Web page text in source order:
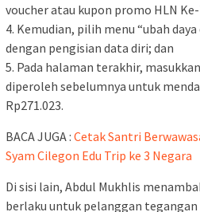
voucher atau kupon promo HLN
4. Kemudian, pilih menu “ubah
dengan pengisian data diri; dan
5. Pada halaman terakhir,
diperoleh sebelumnya untuk
Rp271.023.
BACA JUGA : Cetak Santri
Syam Cilegon Edu Trip ke 3 Negara
Di sisi lain, Abdul Mukhlis
berlaku untuk pelanggan tegangan